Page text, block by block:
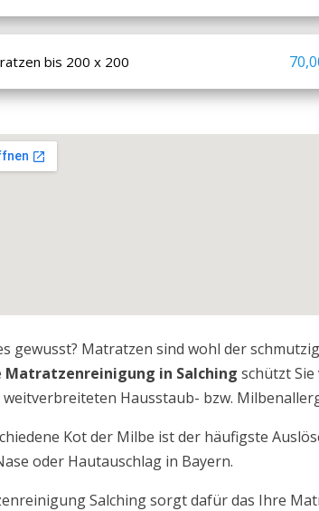
bis 200 x 200
gewusst? Matratzen sind wohl der
Matratzenreinigung in Salching schützt
Hausstaub- bzw.
Kot der Milbe ist der häufigste
oder Hautauschlag in Bayern.
Salching sorgt dafür das Ihre